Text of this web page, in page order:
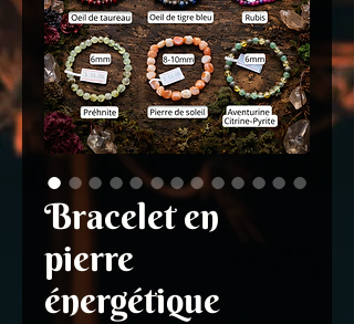
Bracelet en
pierre
énergétique